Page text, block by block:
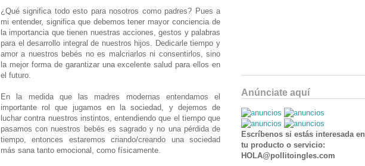
¿Qué significa todo esto para nosotros como padres? Pues a
mi entender, significa que debemos tener mayor conciencia de
la importancia que tienen nuestras acciones, gestos y palabras
para el desarrollo integral de nuestros hijos. Dedicarle tiempo y
amor a nuestros bebés no es malcriarlos ni consentirlos, sino
la mejor forma de garantizar una excelente salud para ellos en
el futuro.
En la medida que las madres modernas entendamos el
importante rol que jugamos en la sociedad, y dejemos de
luchar contra nuestros instintos, entendiendo que el tiempo que
pasamos con nuestros bebés es sagrado y no una pérdida de
tiempo, entonces estaremos criando/creando una sociedad
más sana tanto emocional, como físicamente.
Anúnciate aquí
Escríbenos si estás interesada
tu producto o servicio:
HOLA@pollitoingles.com